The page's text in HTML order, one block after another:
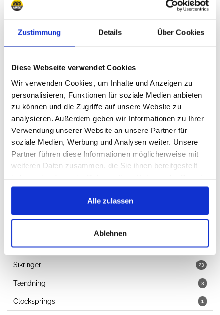
Zustimmung Details Über Cookies
Diese Webseite verwendet Cookies
Wir verwenden Cookies, um Inhalte und Anzeigen zu
personalisieren, Funktionen für soziale Medien anbieten
zu können und die Zugriffe auf unsere Website zu
analysieren. Außerdem geben wir Informationen zu Ihrer
Verwendung unserer Website an unsere Partner für
soziale Medien, Werbung und Analysen weiter. Unsere
Partner führen diese Informationen möglicherweise mit
weiteren Daten zusammen, die Sie ihnen bereitgestellt
gesammelt haben.
Alle zulassen
Ablehnen
1
Udrykkerlejer
Køling, opvarmning, klimaanlæg
Kilerem, fladrem, ribrem
Omløberhjuler, strammere
Opvarmning
Klimaanlæg
Det elektriske system
2
Tændrør
23
Sikringer
3
Tændning
1
Clocksprings